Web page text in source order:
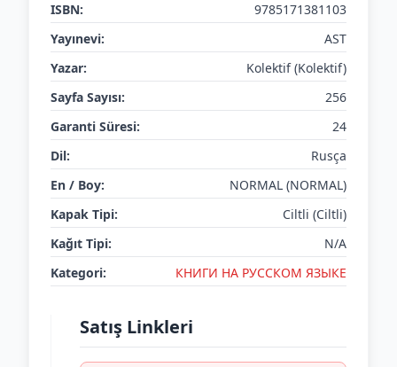
ISBN:
9785171381103
Yayınevi:
AST
Yazar:
Kolektif (Kolektif)
Sayfa Sayısı:
256
Garanti Süresi:
24
Dil:
Rusça
En / Boy:
NORMAL (NORMAL)
Kapak Tipi:
Ciltli (Ciltli)
Kağıt Tipi:
N/A
Kategori:
КНИГИ НА РУССКОМ ЯЗЫКЕ
Satış Linkleri